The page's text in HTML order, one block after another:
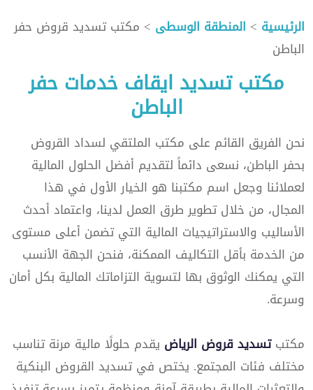
الرئيسية > المنطقة الوسطى > مكتب تسديد قروض حفر
الباطن
مكتب تسديد ايقاف خدمات حفر
الباطن
نحن الفريق القائم على مكتب الملتقي لسداد القروض
بحفر الباطن، نسعى دائماً لتقديم أفضل الحلول المالية
لعملائنا وجعل اسم مكتبنا هو الخيار الأول في هذا
المجال، من خلال تطوير طرق العمل لدينا، واعتماد أحدث
الأساليب والاستراتيجيات المالية التي تضمن أعلى مستوى
من الخدمة بأقل التكاليف الممكنة، فنحن الجهة الأنسب
التي يمكنك الوثوق بها لتسوية التزاماتك المالية بكل أمان
وسرعة.
مكتبتسديد قروض الرياض يقدم حلولًا مالية مرنة تناسب
مختلف فئات المجتمع. يختص في تسديد القروض البنكية